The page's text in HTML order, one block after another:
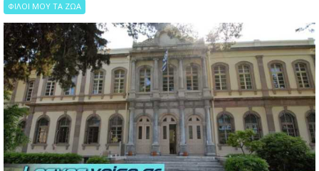
ΦΙΛΟΙ ΜΟΥ ΤΑ ΖΩΑ